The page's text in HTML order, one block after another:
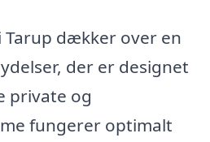
Tarup dækker over en
der er designet
private og
fungerer optimalt